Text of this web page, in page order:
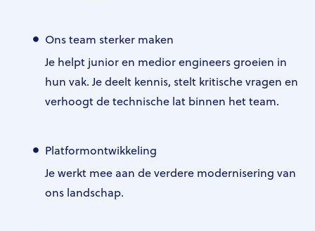
Ons team sterker maken
Je helpt junior en medior engineers groeien in
hun vak. Je deelt kennis, stelt kritische vragen en
verhoogt de technische lat binnen het team.
Platformontwikkeling
Je werkt mee aan de verdere modernisering van
ons landschap.